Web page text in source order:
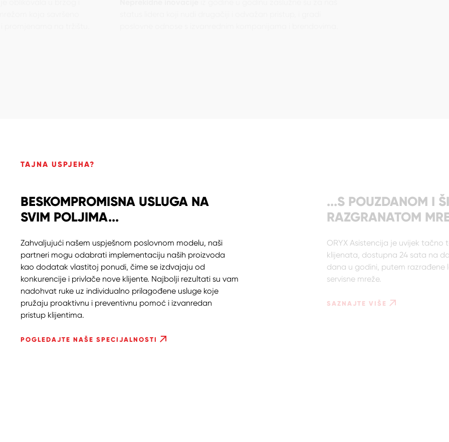
TAJNA USPJEHA?
BESKOMPROMISNA USLUGA NA
SVIM POLJIMA...
Zahvaljujući našem uspješnom poslovnom modelu, naši
partneri mogu odabrati implementaciju naših proizvoda
kao dodatak vlastitoj ponudi, čime se izdvajaju od
konkurencije i privlače nove klijente. Najbolji rezultati su vam
nadohvat ruke uz individualno prilagođene usluge koje
pružaju proaktivnu i preventivnu pomoć i izvanredan
pristup klijentima.
POGLEDAJTE NAŠE SPECIJALNOSTI
...S POUZDANOM I
RAZGRANATOM
ORYX Asistencija je uvijek
klijenata, dostupna 24 sata na
dana u godini, putem razrađene
servisne mreže.
SAZNAJTE VIŠE